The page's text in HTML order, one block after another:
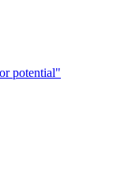
potential"